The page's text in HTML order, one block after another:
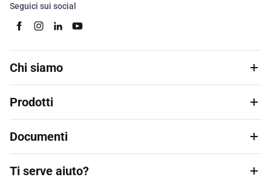
Seguici sui social
Chi siamo
Prodotti
Documenti
Ti serve aiuto?